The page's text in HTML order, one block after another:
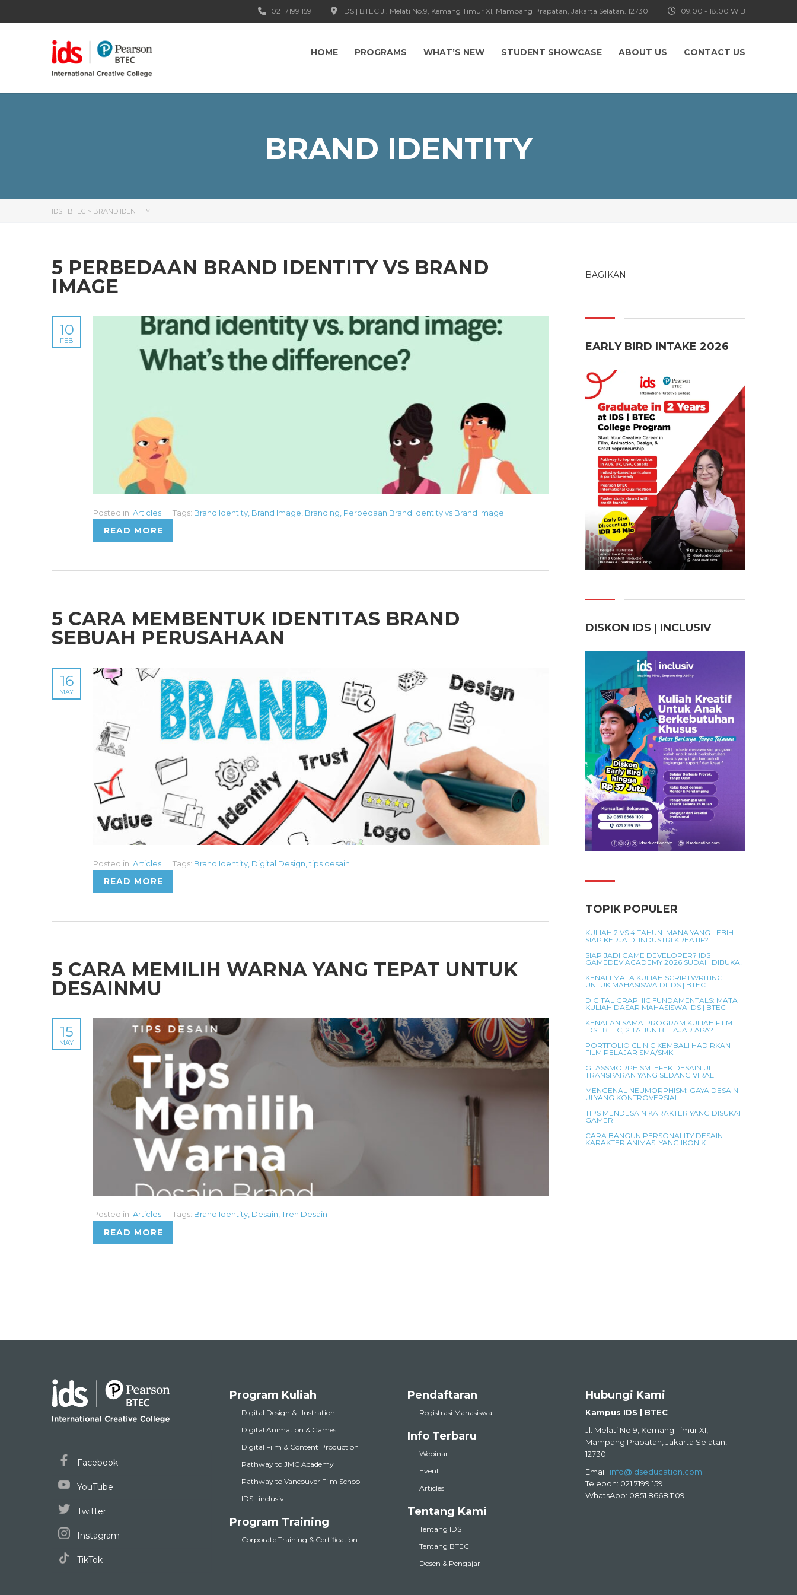
09.00 - 18.00 WIB
IDS | BTEC Jl. Melati No.9, Kemang Timur XI, Mampang Prapatan, Jakarta Selatan. 12730
021 7199 159
HOME PROGRAMS WHAT’S NEW STUDENT SHOWCASE ABOUT US CONTACT US
BRAND IDENTITY
IDS | BTEC > BRAND IDENTITY
5 PERBEDAAN BRAND IDENTITY VS BRAND
IMAGE
10
FEB
Posted in: Articles Tags: Brand Identity Brand Image Branding Perbedaan Brand Identity vs Brand Image
READ MORE
5 CARA MEMBENTUK IDENTITAS BRAND
SEBUAH PERUSAHAAN
16
MAY
Posted in: Articles Tags: Brand Identity Digital Design tips desain
READ MORE
5 CARA MEMILIH WARNA YANG TEPAT UNTUK
DESAINMU
15
MAY
Posted in: Articles Tags: Brand Identity Desain Tren Desain
READ MORE
BAGIKAN
EARLY BIRD INTAKE 2026
DISKON IDS | INCLUSIV
TOPIK POPULER
KULIAH 2 VS 4 TAHUN: MANA YANG LEBIH
SIAP KERJA DI INDUSTRI KREATIF?
SIAP JADI GAME DEVELOPER? IDS
GAMEDEV ACADEMY 2026 SUDAH DIBUKA!
KENALI MATA KULIAH SCRIPTWRITING
UNTUK MAHASISWA DI IDS | BTEC
DIGITAL GRAPHIC FUNDAMENTALS: MATA
KULIAH DASAR MAHASISWA IDS | BTEC
KENALAN SAMA PROGRAM KULIAH FILM
IDS | BTEC, 2 TAHUN BELAJAR APA?
PORTFOLIO CLINIC KEMBALI HADIRKAN
FILM PELAJAR SMA/SMK
GLASSMORPHISM: EFEK DESAIN UI
TRANSPARAN YANG SEDANG VIRAL
MENGENAL NEUMORPHISM: GAYA DESAIN
UI YANG KONTROVERSIAL
TIPS MENDESAIN KARAKTER YANG DISUKAI
GAMER
CARA BANGUN PERSONALITY DESAIN
KARAKTER ANIMASI YANG IKONIK
Facebook
YouTube
Twitter
Instagram
TikTok
Program Kuliah
Digital Design & Illustration
Digital Animation & Games
Digital Film & Content Production
Pathway to JMC Academy
Pathway to Vancouver Film School
IDS | inclusiv
Program Training
Corporate Training & Certification
Pendaftaran
Registrasi Mahasiswa
Info Terbaru
Webinar
Event
Articles
Tentang Kami
Tentang IDS
Tentang BTEC
Dosen & Pengajar
Hubungi Kami
Kampus IDS | BTEC
Jl. Melati No.9, Kemang Timur XI,
Mampang Prapatan, Jakarta Selatan,
12730
Email: info@idseducation.com
Telepon: 021 7199 159
WhatsApp: 0851 8668 1109